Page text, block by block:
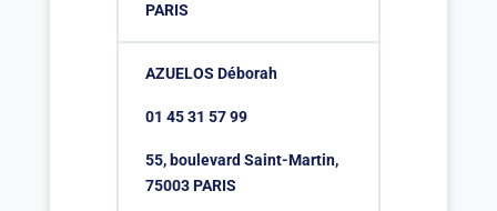
PARIS
AZUELOS Déborah
01 45 31 57 99
55, boulevard Saint-Martin,
75003 PARIS